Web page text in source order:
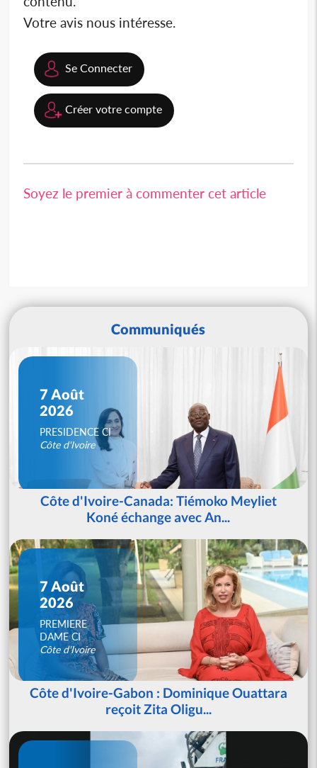
Votre avis nous intéresse.
Se Connecter
Créer votre compte
Soyez le premier à commenter cet article
Communiqués
7 Août
2026
PRESIDENCE CI
Côte d'Ivoire
Côte d'Ivoire-Canada: Tiémoko Meyliet
Koné échange avec An...
7 Août
2026
PREMIERE
DAME CI
Côte d'Ivoire
Côte d'Ivoire-Gabon : Dominique Ouattara
reçoit Zita Oligu...